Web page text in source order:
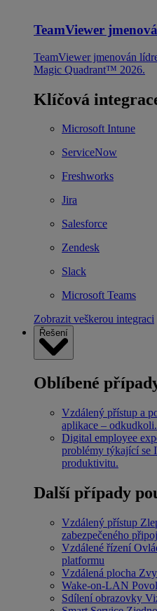
TeamViewer
TeamViewer jmenován
Magic Quadrant™ 2026.
Klíčová
Microsoft Intune
ServiceNow
Freshworks
Jira
Salesforce
Zendesk
Slack
Microsoft Teams
Zobrazit veškerou integraci
Řešení
Oblíbené
Vzdálený přístup a
aplikace – odkudkoli.
Digital employee
problémy týkající se
produktivitu.
Další případy
Vzdálený přístup
zabezpečeného
Vzdálené řízení
platformu
Vzdálená plocha
Wake-on-LAN
Sdílení obrazovky